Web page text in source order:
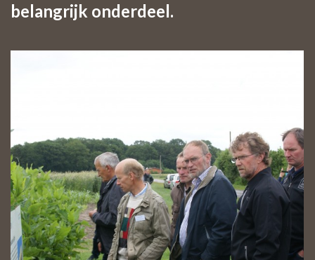
belangrijk onderdeel.